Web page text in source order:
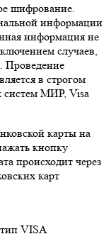
шифрование.
информации
информация не
случаев,
Проведение
в строгом
систем МИР, Visa
карты на
кнопку
происходит через
карт
VISA